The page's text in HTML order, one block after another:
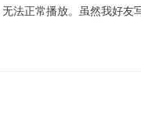
法正常播放。虽然我好友